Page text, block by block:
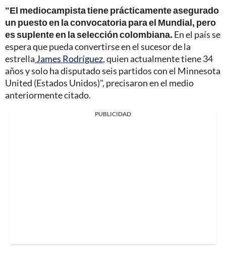
"El mediocampista tiene prácticamente asegurado
un puesto en la convocatoria para el Mundial, pero
es suplente en la selección colombiana. En el país se
espera que pueda convertirse en el sucesor de la
estrella James Rodríguez, quien actualmente tiene 34
años y solo ha disputado seis partidos con el Minnesota
United (Estados Unidos)", precisaron en el medio
anteriormente citado.
PUBLICIDAD